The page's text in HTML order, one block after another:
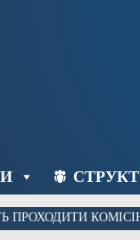
ПРОХОДИТИ